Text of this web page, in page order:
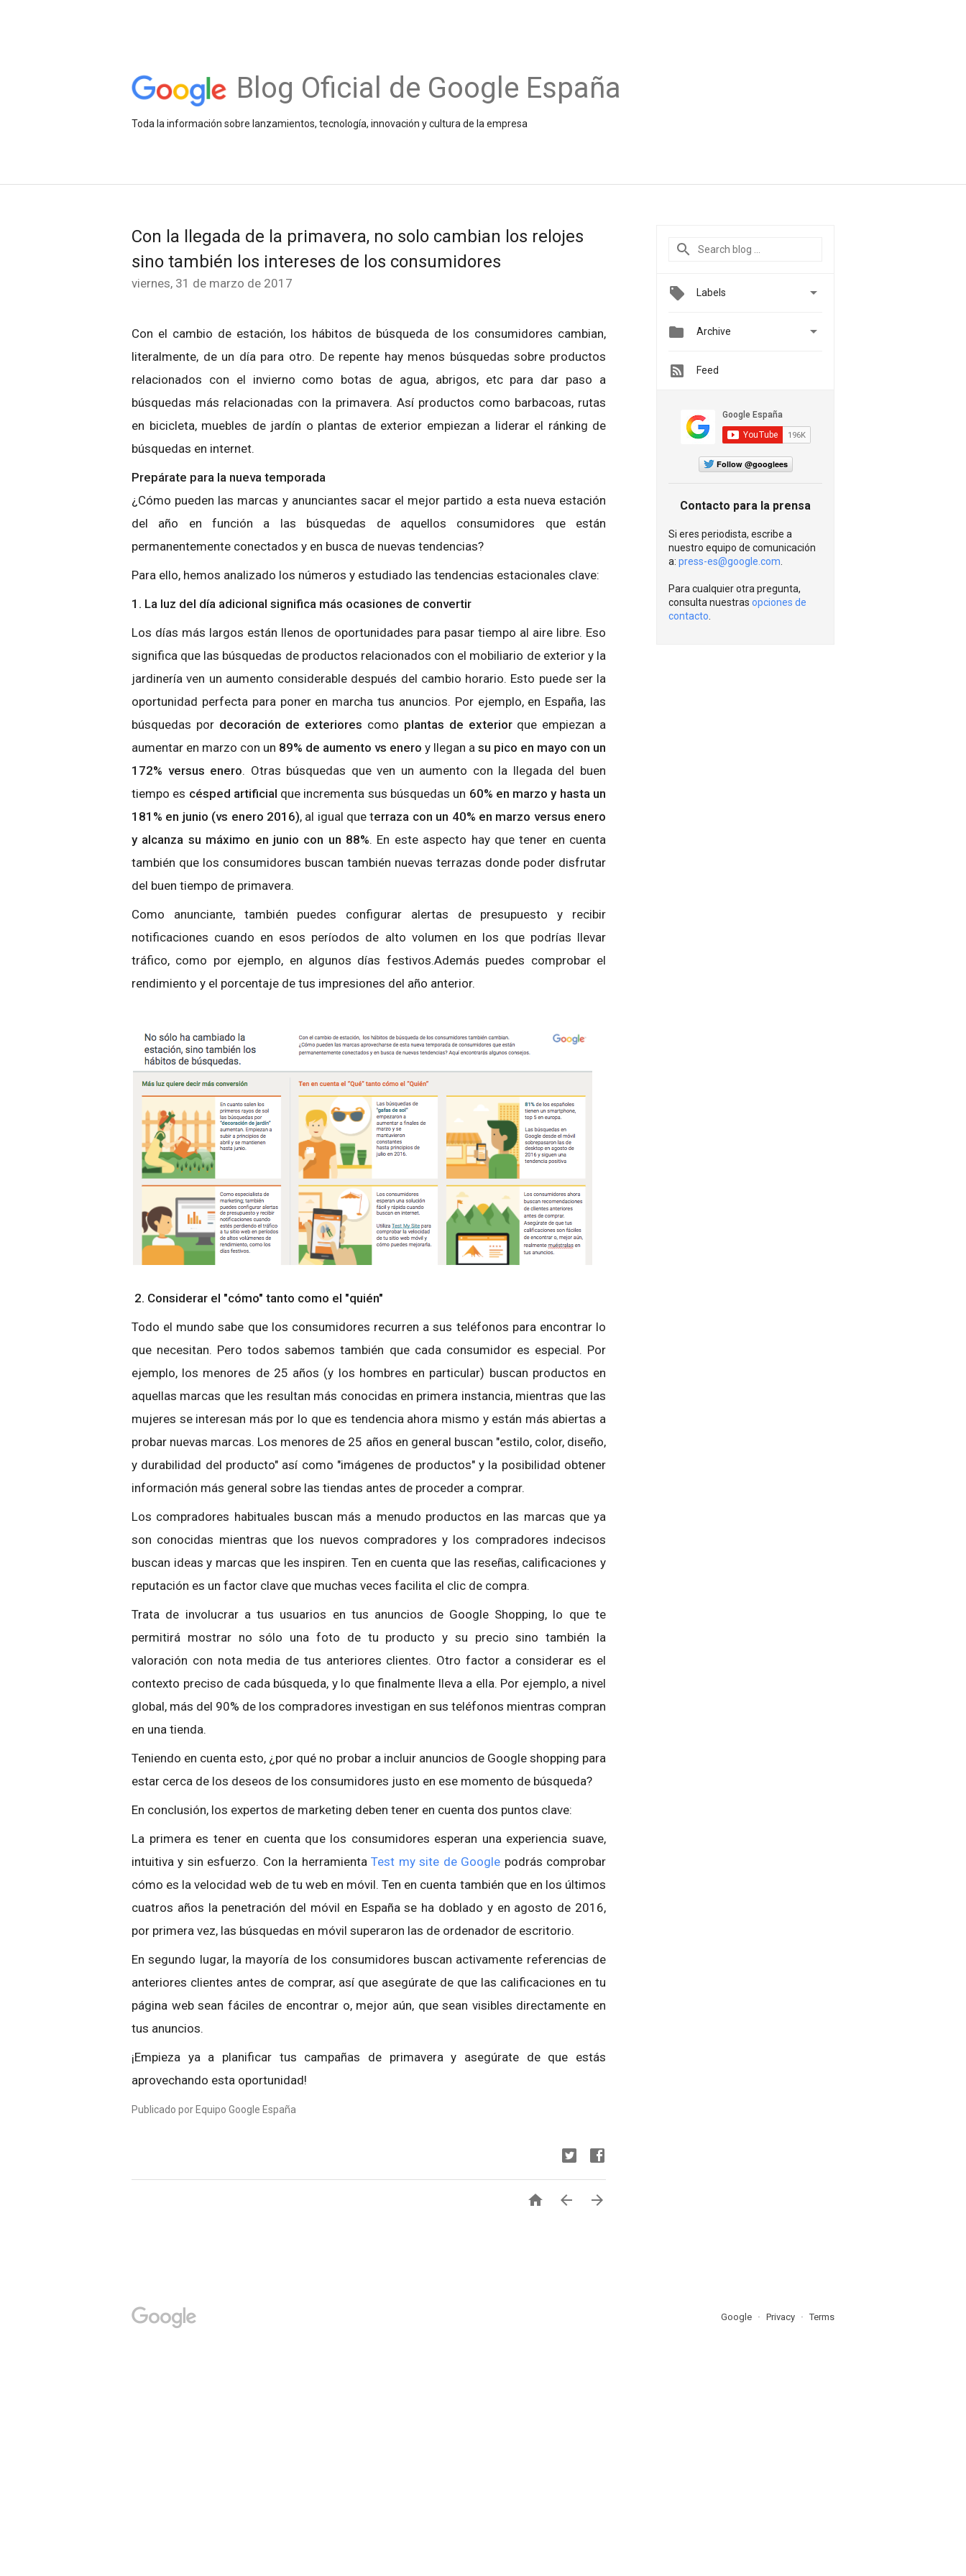
Blog Oficial de Google España
Toda la información sobre lanzamientos, tecnología, innovación y cultura de la empresa
Con la llegada de la primavera, no solo cambian los relojes
sino también los intereses de los consumidores
viernes, 31 de marzo de 2017
Con el cambio de estación, los hábitos de búsqueda de los consumidores cambian,
literalmente, de un día para otro. De repente hay menos búsquedas sobre productos
relacionados con el invierno como botas de agua, abrigos, etc para dar paso a
búsquedas más relacionadas con la primavera. Así productos como barbacoas, rutas
en bicicleta, muebles de jardín o plantas de exterior empiezan a liderar el ránking de
búsquedas en internet.
Prepárate para la nueva temporada
¿Cómo pueden las marcas y anunciantes sacar el mejor partido a esta nueva estación
del año en función a las búsquedas de aquellos consumidores que están
permanentemente conectados y en busca de nuevas tendencias?
Para ello, hemos analizado los números y estudiado las tendencias estacionales clave:
1. La luz del día adicional significa más ocasiones de convertir
Los días más largos están llenos de oportunidades para pasar tiempo al aire libre. Eso
significa que las búsquedas de productos relacionados con el mobiliario de exterior y la
jardinería ven un aumento considerable después del cambio horario. Esto puede ser la
oportunidad perfecta para poner en marcha tus anuncios. Por ejemplo, en España, las
búsquedas por decoración de exteriores como plantas de exteriorque empiezan a
aumentar en marzo con un 89% de aumento vs enero y llegan a su pico en mayo con un
172% versus enero. Otras búsquedas que ven un aumento con la llegada del buen
tiempo es césped artificial que incrementa sus búsquedas un 60% en marzo y hasta un
181% en junio (vs enero 2016), al igual que terraza con un 40% en marzo versus enero
y alcanza su máximo en junio con un 88%. En este aspecto hay que tener en cuenta
también que los consumidores buscan también nuevas terrazas donde poder disfrutar
del buen tiempo de primavera.
Como anunciante, también puedes configurar alertas de presupuesto y recibir
notificaciones cuando en esos períodos de alto volumen en los que podrías llevar
tráfico, como por ejemplo, en algunos días festivos.Además puedes comprobar el
rendimiento y el porcentaje de tus impresiones del año anterior.
2. Considerar el "cómo" tanto como el "quién"
Todo el mundo sabe que los consumidores recurren a sus teléfonos para encontrar lo
que necesitan. Pero todos sabemos también que cada consumidor es especial. Por
ejemplo, los menores de 25 años (y los hombres en particular) buscan productos en
aquellas marcas que les resultan más conocidas en primera instancia, mientras que las
mujeres se interesan más por lo que es tendencia ahora mismo y están más abiertas a
probar nuevas marcas. Los menores de 25 años en general buscan "estilo, color, diseño,
y durabilidad del producto" así como "imágenes de productos" y la posibilidad obtener
información más general sobre las tiendas antes de proceder a comprar.
Los compradores habituales buscan más a menudo productos en las marcas que ya
son conocidas mientras que los nuevos compradores y los compradores indecisos
buscan ideas y marcas que les inspiren. Ten en cuenta que las reseñas, calificaciones y
reputación es un factor clave que muchas veces facilita el clic de compra.
Trata de involucrar a tus usuarios en tus anuncios de Google Shopping, lo que te
permitirá mostrar no sólo una foto de tu producto y su precio sino también la
valoración con nota media de tus anteriores clientes. Otro factor a considerar es el
contexto preciso de cada búsqueda, y lo que finalmente lleva a ella. Por ejemplo, a nivel
global, más del 90% de los compradores investigan en sus teléfonos mientras compran
en una tienda.
Teniendo en cuenta esto, ¿por qué no probar a incluir anuncios de Google shopping para
estar cerca de los deseos de los consumidores justo en ese momento de búsqueda?
En conclusión, los expertos de marketing deben tener en cuenta dos puntos clave:
La primera es tener en cuenta que los consumidores esperan una experiencia suave,
intuitiva y sin esfuerzo. Con la herramientaTest my site de Google podrás comprobar
cómo es la velocidad web de tu web en móvil. Ten en cuenta también que en los últimos
cuatros años la penetración del móvil en España se ha doblado y en agosto de 2016,
por primera vez, las búsquedas en móvil superaron las de ordenador de escritorio.
En segundo lugar, la mayoría de los consumidores buscan activamente referencias de
anteriores clientes antes de comprar, así que asegúrate de que las calificaciones en tu
página web sean fáciles de encontrar o, mejor aún, que sean visibles directamente en
tus anuncios.
¡Empieza ya a planificar tus campañas de primavera y asegúrate de que estás
aprovechando esta oportunidad!
Publicado por Equipo Google España
  
Labels 
 Archive 
Feed
Follow @googlees
Contacto para la prensa
Si eres periodista, escribe a
nuestro equipo de comunicación
a: press-es@google.com
Para cualquier otra pregunta,
consulta nuestras opciones de
contacto
Google Privacy Terms